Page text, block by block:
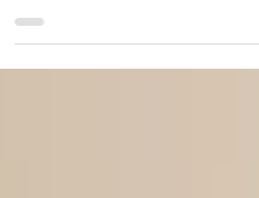
buscam caminhos para empreender com pouco
risco e...